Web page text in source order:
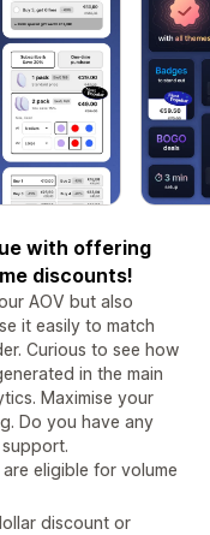
with offering
discounts!
AOV but also
it easily to match
Curious to see how
in the main
Maximise your
Do you have any
eligible for volume
discount or